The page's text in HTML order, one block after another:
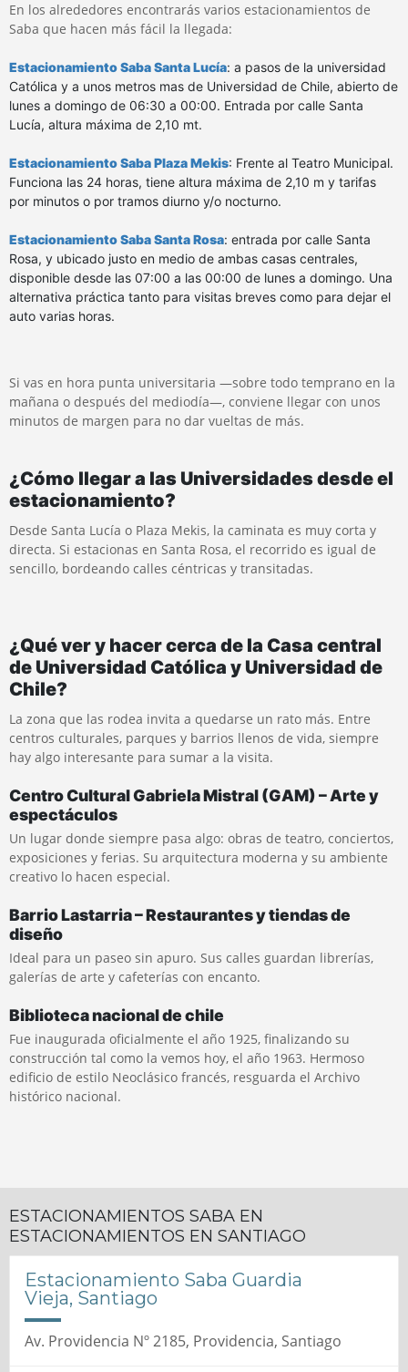
En los alrededores encontrarás varios estacionamientos de
Saba que hacen más fácil la llegada:
Estacionamiento Saba Santa Lucía: a pasos de la universidad
Católica y a unos metros mas de Universidad de Chile, abierto de
lunes a domingo de 06:30 a 00:00. Entrada por calle Santa
Lucía, altura máxima de 2,10 mt.
Estacionamiento Saba Plaza Mekis: Frente al Teatro Municipal.
Funciona las 24 horas, tiene altura máxima de 2,10 m y tarifas
por minutos o por tramos diurno y/o nocturno.
Estacionamiento Saba Santa Rosa: entrada por calle Santa
Rosa, y ubicado justo en medio de ambas casas centrales,
disponible desde las 07:00 a las 00:00 de lunes a domingo. Una
alternativa práctica tanto para visitas breves como para dejar el
auto varias horas.
Si vas en hora punta universitaria —sobre todo temprano en la
mañana o después del mediodía—, conviene llegar con unos
minutos de margen para no dar vueltas de más.
¿Cómo llegar a las Universidades desde el
estacionamiento?
Desde Santa Lucía o Plaza Mekis, la caminata es muy corta y
directa. Si estacionas en Santa Rosa, el recorrido es igual de
sencillo, bordeando calles céntricas y transitadas.
¿Qué ver y hacer cerca de la Casa central
de Universidad Católica y Universidad de
Chile?
La zona que las rodea invita a quedarse un rato más. Entre
centros culturales, parques y barrios llenos de vida, siempre
hay algo interesante para sumar a la visita.
Centro Cultural Gabriela Mistral (GAM) – Arte y
espectáculos
Un lugar donde siempre pasa algo: obras de teatro, conciertos,
exposiciones y ferias. Su arquitectura moderna y su ambiente
creativo lo hacen especial.
Barrio Lastarria – Restaurantes y tiendas de
diseño
Ideal para un paseo sin apuro. Sus calles guardan librerías,
galerías de arte y cafeterías con encanto.
Biblioteca nacional de chile
Fue inaugurada oficialmente el año 1925, finalizando su
construcción tal como la vemos hoy, el año 1963. Hermoso
edificio de estilo Neoclásico francés, resguarda el Archivo
histórico nacional.
ESTACIONAMIENTOS SABA EN
ESTACIONAMIENTOS EN SANTIAGO
Estacionamiento Saba Guardia
Vieja, Santiago
Av. Providencia Nº 2185, Providencia, Santiago